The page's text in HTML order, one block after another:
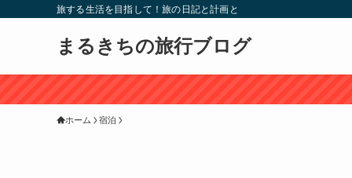
旅する生活を目指して！旅の日記と計画と
まるきちの旅行ブログ
ホーム 宿泊